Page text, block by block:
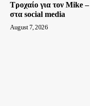
Τροχαίο για τον Mike
στα social media
August 7, 2026